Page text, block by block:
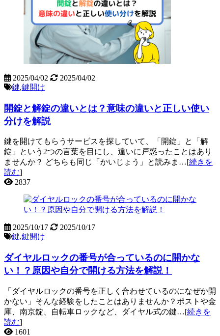
2025/04/02
2025/04/02
鍵,鍵開け
開錠と解錠の違いとは？意味の違いと正しい使い
分けを解説
鍵を開けてもらうサービスを探していて、「開錠」と「解
錠」という2つの言葉を目にし、違いに戸惑ったことはあり
ませんか？ どちらも同じ「かいじょう」と読みま…[続きを
読む]
2837
2025/10/17
2025/10/17
鍵,鍵開け
ダイヤルロックの番号が合っているのに開かな
い！？原因や自分で開ける方法を解説！
「ダイヤルロックの番号を正しく合わせているのになぜか開
かない」そんな経験をしたことはありませんか？ポストや金
庫、南京錠、自転車ロックなど、ダイヤル式の鍵…[続きを
読む]
1601